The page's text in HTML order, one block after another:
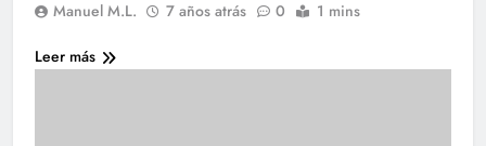
Manuel M.L. 7 años atrás 0 1 mins
Leer más